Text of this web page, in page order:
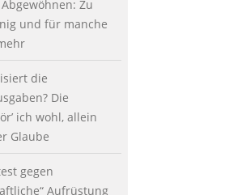
Zu
und für manche
die
Die
ich wohl, allein
Glaube
gegen
Aufrüstung